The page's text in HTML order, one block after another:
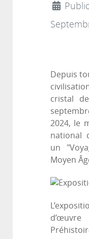
Depuis
cristal
2024, le
national
un
Moyen